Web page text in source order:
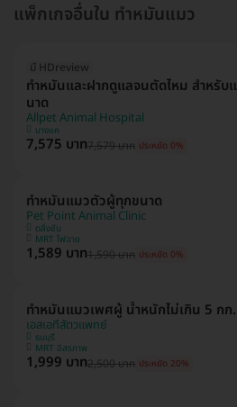
แพ็กเกจอื่นใน ทำหมันแมว
มี HDreview
ทำหมันและฝากดูแลจนตัดไหม สำหรับ
นาด
Allpet Animal Hospital
บางแค
7,575 บาท7,579 บาท ประหยัด 0%
ทำหมันแมวตัวผู้ทุกขนาด
Pet Point Animal Clinic
ตลิ่งชัน
MRT ไฟฉาย
1,589 บาท1,590 บาท ประหยัด 0%
ทำหมันแมวเพศผู้ น้ำหนักไม่เกิน 5 กก
เอสเอทีสัตวแพทย์
ธนบุรี
MRT อิสรภาพ
1,999 บาท2,500 บาท ประหยัด 20%